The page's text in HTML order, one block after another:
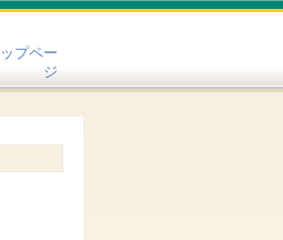
ップペー
ジ